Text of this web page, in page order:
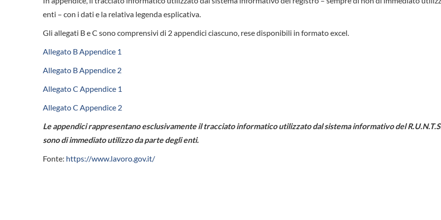
enti – con i dati e la relativa legenda esplicativa.
Gli allegati B e C sono comprensivi di 2 appendici ciascuno, rese disponibili in formato excel.
Allegato B Appendice 1
Allegato B Appendice 2
Allegato C Appendice 1
Allegato C Appendice 2
Le appendici rappresentano esclusivamente il tracciato informatico utilizzato dal sistema informativo del
sono di immediato utilizzo da parte degli enti.
Fonte: https://www.lavoro.gov.it/